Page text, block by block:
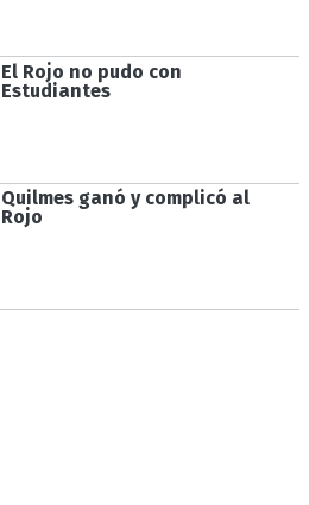
El Rojo no pudo con
Estudiantes
Quilmes ganó y complicó al
Rojo